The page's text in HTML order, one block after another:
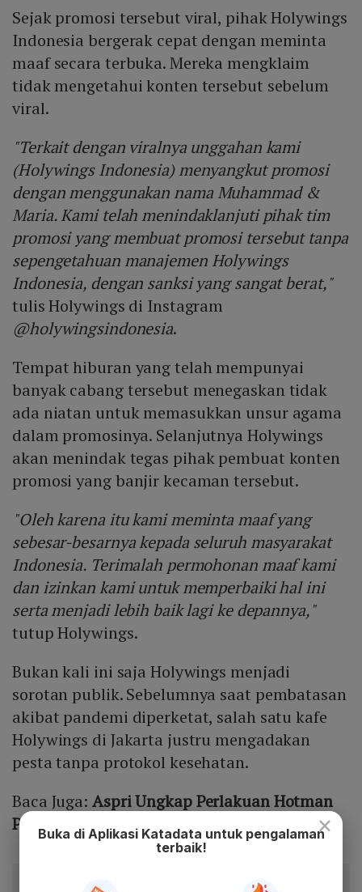
Sejak promosi tersebut viral, pihak Holywings
Indonesia bergerak cepat dengan meminta
maaf secara terbuka. Mereka mengklaim
tidak mengetahui konten tersebut sebelum
viral.
"Terkait dengan viralnya unggahan kami
(Holywings Indonesia) menyangkut promosi
dengan menggunakan nama Muhammad &
Maria. Kami telah menindaklanjuti pihak tim
promosi yang membuat promosi tersebut tanpa
sepengetahuan manajemen Holywings
Indonesia, dengan sanksi yang sangat berat,"
tulis Holywings di Instagram
@holywingsindonesia.
Tempat hiburan yang telah mempunyai
banyak cabang tersebut menegaskan tidak
ada niatan untuk memasukkan unsur agama
dalam promosinya. Selanjutnya Holywings
akan menindak tegas pihak pembuat konten
promosi yang banjir kecaman tersebut.
"Oleh karena itu kami meminta maaf yang
sebesar-besarnya kepada seluruh masyarakat
Indonesia. Terimalah permohonan maaf kami
dan izinkan kami untuk memperbaiki hal ini
serta menjadi lebih baik lagi ke depannya,"
tutup Holywings.
Bukan kali ini saja Holywings menjadi
sorotan publik. Sebelumnya saat pembatasan
akibat pandemi diperketat, salah satu kafe
Holywings di Jakarta justru mengadakan
pesta tanpa protokol kesehatan.
Baca Juga: Aspri Ungkap Perlakuan Hotman
Paris, Digaji Lebih dari Rp50 Juta?
Baca artikel ini lewat aplikasi mobile.
×
Buka di Aplikasi Katadata untuk pengalaman
terbaik!